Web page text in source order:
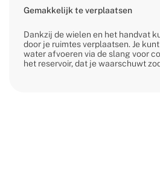
Gemakkelijk te verplaatsen
Dankzij de wielen en het handvat
door je ruimtes verplaatsen. Je
water afvoeren via de slang voor
het reservoir, dat je waarschuwt